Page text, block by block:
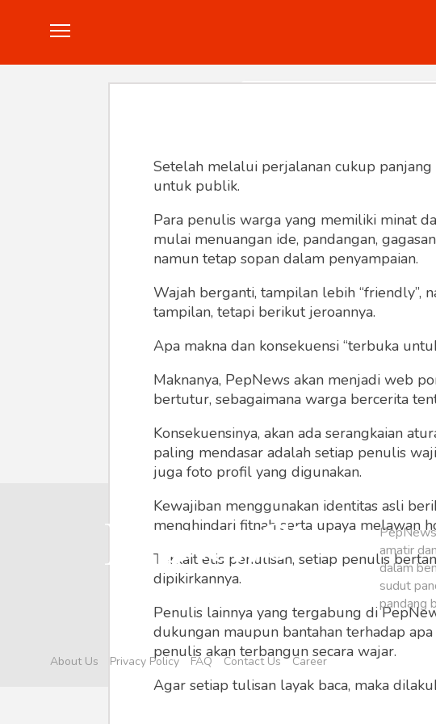
Ingat
Setelah melalui perjalanan cukup
untuk publik.
Para penulis warga yang memiliki minat
mulai menuangan ide, pandangan,
namun tetap sopan dalam penyampaian.
Wajah berganti, tampilan lebih “friendly”,
tampilan, tetapi berikut jeroannya.
Apa makna dan konsekuensi “terbuka
Maknanya, PepNews akan menjadi web
bertutur, sebagaimana warga bercerita
Konsekuensinya, akan ada serangkaian
paling mendasar adalah setiap penulis
juga foto profil yang digunakan.
Kewajiban menggunakan identitas asli
menghindari fitnah serta upaya melawan
Terkait etis penulisan, setiap penulis
dipikirkannya.
Penulis lainnya yang tergabung di
dukungan maupun bantahan terhadap
penulis akan terbangun secara wajar.
Agar setiap tulisan layak baca, maka
amatir
dalam
sudut
pandang
About Us Privacy Policy FAQ Contact Us Career